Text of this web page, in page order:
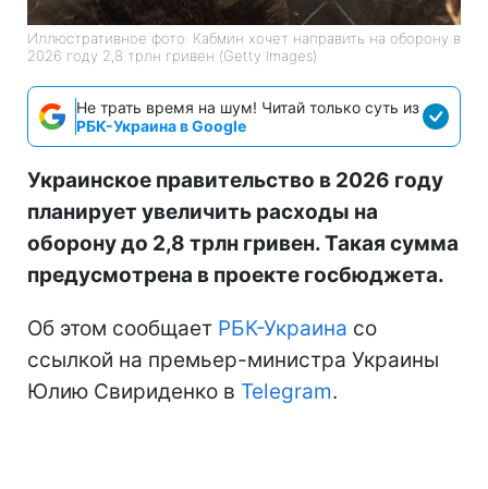
Иллюстративное фото: Кабмин хочет направить на оборону в
2026 году 2,8 трлн гривен (Getty Images)
Не трать время на шум! Читай только суть из
РБК-Украина в Google
Украинское правительство в 2026 году
планирует увеличить расходы на
оборону до 2,8 трлн гривен. Такая сумма
предусмотрена в проекте госбюджета.
Об этом сообщает РБК-Украина со
ссылкой на премьер-министра Украины
Юлию Свириденко в Telegram.